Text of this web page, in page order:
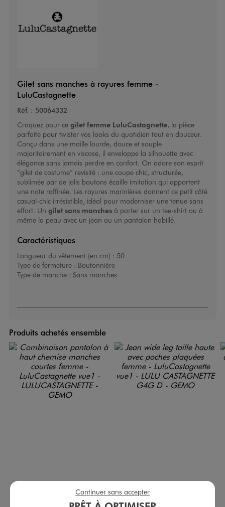
Gilet sans manches à rayures femme -
LuluCastagnette
Réf. : 50064332
Craquez pour ce gilet femme LuluCastagnette, la pièce
parfaite pour twister vos looks du quotidien tout en douceur.
Conçu dans une maille lourde, douce et souple
majoritairement en viscose, il enveloppe la silhouette avec
élégance sans jamais perdre en confort. On adore son esprit
“gilet de costume” revisité : une coupe chic, structurée,
sublimée par de jolis boutons écaille imitation qui apportent
une note raffinée. Les rayures marinières donnent ce petit côté
casual-chic irrésistible, idéal pour moderniser une tenue sans
effort. Un gilet sans manchesà porter sur un tee-shirt ou à
même la peau avec un jean ou un pantalon habillé.
Caractéristiques
Longueur du vêtement (en cm) : 50
Type de fermeture : Boutonnière
Type de manche : Sans manches
Produits achetés ensemble
Combinaison pantalon à haut chemise manches courtes femme - LuluCastagnette Jean wide leg taille haute avec poches plaquées femme - LuluCastagnette
Continuer sans accepter